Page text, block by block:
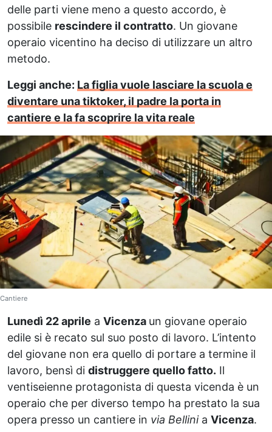
delle parti viene meno a questo accordo, è
possibile rescindere il contratto. Un giovane
operaio vicentino ha deciso di utilizzare un altro
metodo.
Leggi anche: La figlia vuole lasciare la scuola e
diventare una tiktoker, il padre la porta in
cantiere e la fa scoprire la vita reale
Cantiere
Lunedì 22 aprile a Vicenza un giovane operaio
edile si è recato sul suo posto di lavoro. L’intento
del giovane non era quello di portare a termine il
lavoro, bensì di distruggere quello fatto. Il
ventiseienne protagonista di questa vicenda è un
operaio che per diverso tempo ha prestato la sua
opera presso un cantiere in via Bellinia Vicenza.